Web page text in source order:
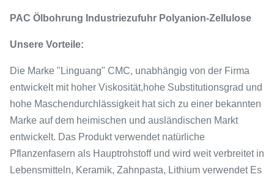
PAC Ölbohrung Industriezufuhr Polyanion-Zellulose
Unsere Vorteile:
Die Marke "Linguang" CMC, unabhängig von der Firma
entwickelt mit hoher Viskosität,hohe Substitutionsgrad und
hohe Maschendurchlässigkeit hat sich zu einer bekannten
Marke auf dem heimischen und ausländischen Markt
entwickelt. Das Produkt verwendet natürliche
Pflanzenfasern als Hauptrohstoff und wird weit verbreitet in
Lebensmitteln, Keramik, Zahnpasta, Lithium verwendet Es